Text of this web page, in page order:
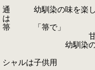
通 幼馴染の味を
は 箒最
箒
甘ったるいシ
幼馴
臭い肉をご
シャル